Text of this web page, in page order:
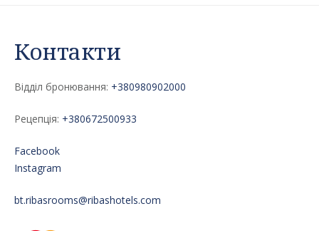
Контакти
Відділ бронювання: +380980902000
Рецепція: +380672500933
Facebook
Instagram
bt.ribasrooms@ribashotels.com